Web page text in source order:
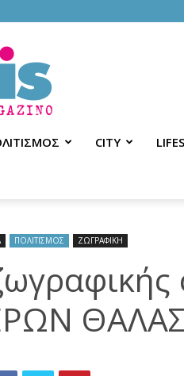
Polis
CITY
ΠΟΛΙΤΙΣΜΟΣ ΖΩΓΡΑΦΙΚΗ